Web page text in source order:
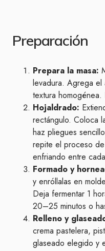
Preparación
Prepara la masa:
levadura. Agrega el
textura
Hojaldrado:
rectángulo. Coloca
haz pliegues
repite el proceso
enfriando entre
Formado y
y enróllalas en
Deja fermentar 1
20–25 minutos o
Relleno y
crema pastelera,
glaseado elegido y